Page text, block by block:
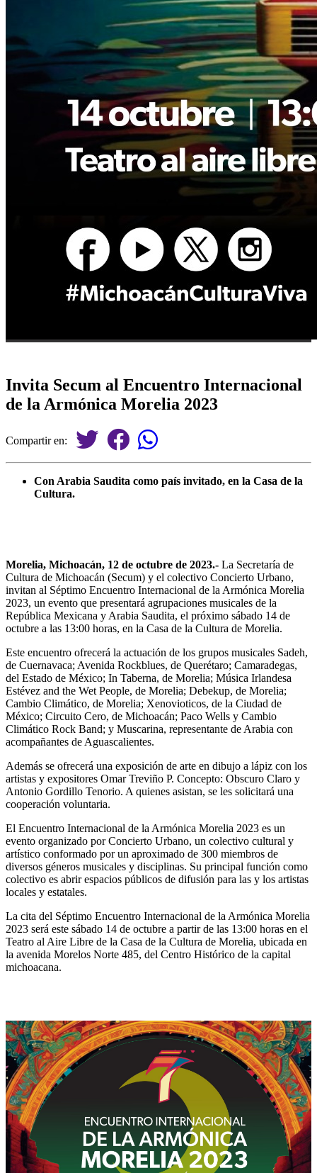
Invita Secum al Encuentro Internacional
de la Armónica Morelia 2023
Compartir en:
Con Arabia Saudita como país invitado, en la Casa de la
Cultura.
Morelia, Michoacán, 12 de octubre de 2023.- La Secretaría de
Cultura de Michoacán (Secum) y el colectivo Concierto Urbano,
invitan al Séptimo Encuentro Internacional de la Armónica Morelia
2023, un evento que presentará agrupaciones musicales de la
República Mexicana y Arabia Saudita, el próximo sábado 14 de
octubre a las 13:00 horas, en la Casa de la Cultura de Morelia.
Este encuentro ofrecerá la actuación de los grupos musicales Sadeh,
de Cuernavaca; Avenida Rockblues, de Querétaro; Camaradegas,
del Estado de México; In Taberna, de Morelia; Música Irlandesa
Estévez and the Wet People, de Morelia; Debekup, de Morelia;
Cambio Climático, de Morelia; Xenovioticos, de la Ciudad de
México; Circuito Cero, de Michoacán; Paco Wells y Cambio
Climático Rock Band; y Muscarina, representante de Arabia con
acompañantes de Aguascalientes.
Además se ofrecerá una exposición de arte en dibujo a lápiz con los
artistas y expositores Omar Treviño P. Concepto: Obscuro Claro y
Antonio Gordillo Tenorio. A quienes asistan, se les solicitará una
cooperación voluntaria.
El Encuentro Internacional de la Armónica Morelia 2023 es un
evento organizado por Concierto Urbano, un colectivo cultural y
artístico conformado por un aproximado de 300 miembros de
diversos géneros musicales y disciplinas. Su principal función como
colectivo es abrir espacios públicos de difusión para las y los artistas
locales y estatales.
La cita del Séptimo Encuentro Internacional de la Armónica Morelia
2023 será este sábado 14 de octubre a partir de las 13:00 horas en el
Teatro al Aire Libre de la Casa de la Cultura de Morelia, ubicada en
la avenida Morelos Norte 485, del Centro Histórico de la capital
michoacana.